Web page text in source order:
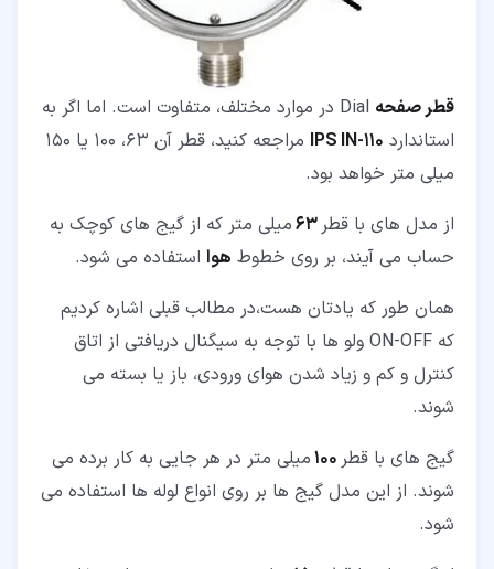
قطر صفحه
Dial در موارد مختلف، متفاوت است. اما اگر به
استاندارد IPS IN-110
مراجعه کنید، قطر آن 63، 100 یا 150
میلی متر خواهد بود.
از مدل های با قطر
میلی متر که از گیج های کوچک به
حساب می آیند، بر روی خطوط هوا استفاده می شود.
همان طور که یادتان هست،در مطالب قبلی اشاره کردیم
که ON-OFF ولو ها با توجه به سیگنال دریافتی از اتاق
کنترل و کم و زیاد شدن هوای ورودی، باز یا بسته می
شوند.
گیج های با قطر
میلی متر در هر جایی به کار برده می
شوند. از این مدل گیج ها بر روی انواع لوله ها استفاده می
شود.